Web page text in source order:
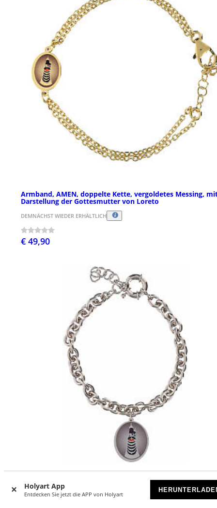
Holyart App
Entdecken Sie jetzt die APP von Holyart
Armband, AMEN, doppelte Kette, vergoldetes Messing,
Darstellung der Gottesmutter von Loreto
DEMNÄCHST WIEDER ERHÄLTLICH
€ 49,90
Armband, AMEN, rhodiniertes Messing, mit kräftigen
Gliedern und Darstellung der Gottesmutter von Loreto